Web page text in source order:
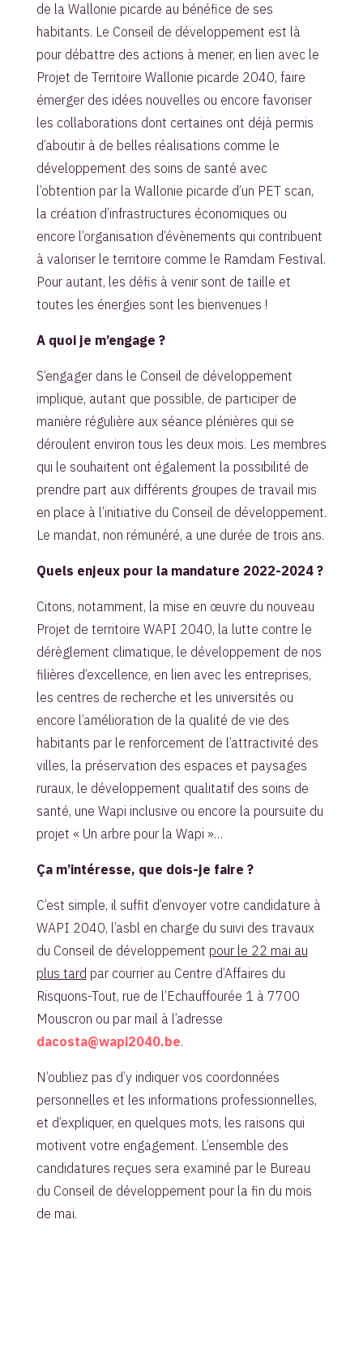
de la Wallonie picarde au bénéfice de ses
habitants. Le Conseil de développement est là
pour débattre des actions à mener, en lien avec le
Projet de Territoire Wallonie picarde 2040, faire
émerger des idées nouvelles ou encore favoriser
les collaborations dont certaines ont déjà permis
d’aboutir à de belles réalisations comme le
développement des soins de santé avec
l’obtention par la Wallonie picarde d’un PET scan,
la création d’infrastructures économiques ou
encore l’organisation d’évènements qui contribuent
à valoriser le territoire comme le Ramdam Festival.
Pour autant, les défis à venir sont de taille et
toutes les énergies sont les bienvenues !
A quoi je m’engage ?
S’engager dans le Conseil de développement
implique, autant que possible, de participer de
manière régulière aux séance plénières qui se
déroulent environ tous les deux mois. Les membres
qui le souhaitent ont également la possibilité de
prendre part aux différents groupes de travail mis
en place à l’initiative du Conseil de développement.
Le mandat, non rémunéré, a une durée de trois ans.
Quels enjeux pour la mandature 2022-2024 ?
Citons, notamment, la mise en œuvre du nouveau
Projet de territoire WAPI 2040, la lutte contre le
dérèglement climatique, le développement de nos
filières d’excellence, en lien avec les entreprises,
les centres de recherche et les universités ou
encore l’amélioration de la qualité de vie des
habitants par le renforcement de l’attractivité des
villes, la préservation des espaces et paysages
ruraux, le développement qualitatif des soins de
santé, une Wapi inclusive ou encore la poursuite du
projet « Un arbre pour la Wapi »…
Ça m’intéresse, que dois-je faire ?
C’est simple, il suffit d’envoyer votre candidature à
WAPI 2040, l’asbl en charge du suivi des travaux
du Conseil de développement pour le 22 mai au
plus tard par courrier au Centre d’Affaires du
Risquons-Tout, rue de l’Echauffourée 1 à 7700
Mouscron ou par mail à l’adresse
dacosta@wapi2040.be.
N’oubliez pas d’y indiquer vos coordonnées
personnelles et les informations professionnelles,
et d’expliquer, en quelques mots, les raisons qui
motivent votre engagement. L’ensemble des
candidatures reçues sera examiné par le Bureau
du Conseil de développement pour la fin du mois
de mai.